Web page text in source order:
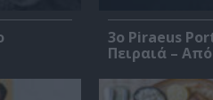
3o Piraeus
Πειραιά –